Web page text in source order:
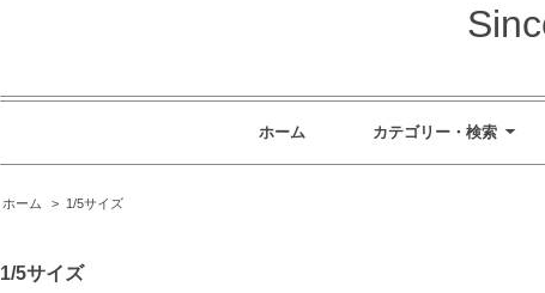
ホーム カテゴリー・検索
ホーム > 1/5サイズ
1/5サイズ